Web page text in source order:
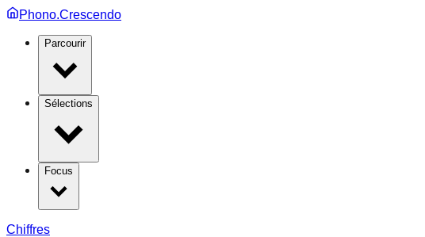
Phono.Crescendo
Parcourir
Sélections
Focus
Chiffres